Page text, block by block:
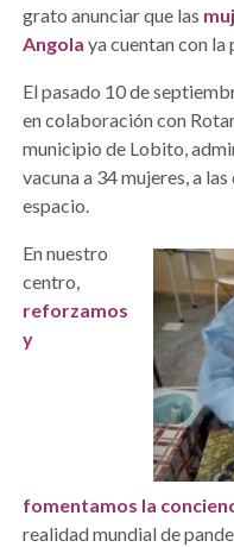
grato anunciar que las
Angola ya cuentan con la
El pasado 10 de
en colaboración con
municipio de Lobito,
vacuna a 34 mujeres, a
espacio.
En nuestro
centro,
reforzamos
y
fomentamos la
realidad mundial de